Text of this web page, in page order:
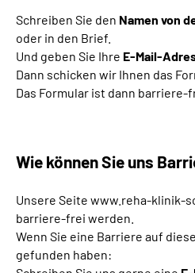
Schreiben Sie den Namen von
oder in den Brief.
Und geben Sie Ihre E-Mail-
Dann schicken wir Ihnen das
Das Formular ist dann barriere-
Wie können Sie uns
Unsere Seite www.reha-klinik-
barriere-frei werden.
Wenn Sie eine Barriere auf
gefunden haben: